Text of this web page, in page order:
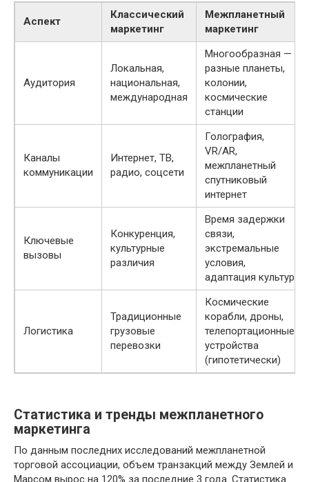
Аспект
Классический
маркетинг
Межпланетный
маркетинг
Аудитория
Локальная,
национальная,
международная
Многообразная —
разные планеты,
колонии,
космические
станции
Каналы
коммуникации
Интернет, ТВ,
радио, соцсети
Голография,
VR/AR,
межпланетный
спутниковый
интернет
Ключевые
вызовы
Конкуренция,
культурные
различия
Время задержки
связи,
экстремальные
условия,
адаптация культур
Логистика
Традиционные
грузовые
перевозки
Космические
корабли, дроны,
телепортационные
устройства
(гипотетически)
Статистика и тренды межпланетного
маркетинга
По данным последних исследований межпланетной
торговой ассоциации, объем транзакций между Землей и
Марсом вырос на 120% за последние 3 года. Статистика